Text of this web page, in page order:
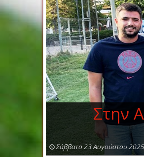
Στην
Σάββατο 23 Αυγούστου